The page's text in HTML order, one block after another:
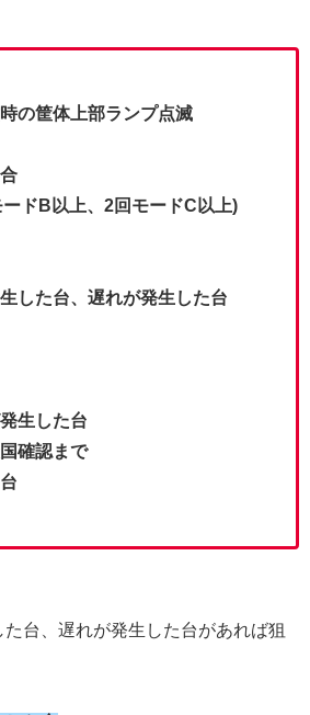
の筐体上部ランプ点滅
ードB以上、2回モードC以上)
した台、遅れが発生した台
生した台
確認まで
台、遅れが発生した台があれば狙